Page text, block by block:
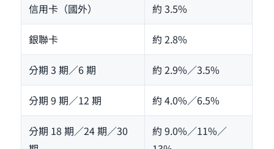
信用卡（國外） 約 3.5%
銀聯卡 約 2.8%
分期 3 期／6 期 約 2.9%／3.5%
分期 9 期／12 期 約 4.0%／6.5%
分期 18 期／24 期／30
約 9.0%／11%／